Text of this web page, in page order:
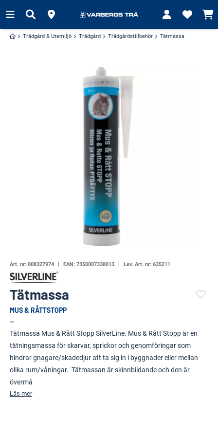
Trädgård & Utemiljö Trädgård Trädgårdstillbehör Tätmassa
Art. nr: 008327974 EAN: 7350007338013 Lev. Art. nr: 635211
Tätmassa
MUS & RÅTTSTOPP
Tätmassa Mus & Rått Stopp SilverLine. Mus & Rått Stopp är en
tätningsmassa för skarvar, sprickor och genomföringar som
hindrar gnagare/skadedjur att ta sig in i byggnader eller mellan
olika rum/våningar. Tätmassan är skinnbildande och den är
övermå
Läs mer